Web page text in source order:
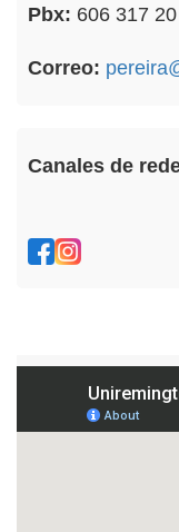
Pbx: 606 317
Correo:
Canales de